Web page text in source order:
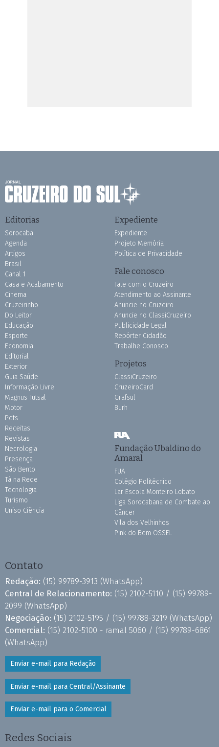
Editorias
Sorocaba
Agenda
Artigos
Brasil
Canal 1
Casa e Acabamento
Cinema
Cruzeirinho
Do Leitor
Educação
Esporte
Economia
Editorial
Exterior
Guia Saúde
Informação Livre
Magnus Futsal
Motor
Pets
Receitas
Revistas
Necrologia
Presença
São Bento
Tá na Rede
Tecnologia
Turismo
Uniso Ciência
Expediente
Expediente
Projeto Memória
Política de Privacidade
Fale conosco
Fale com o Cruzeiro
Atendimento ao Assinante
Anuncie no Cruzeiro
Anuncie no ClassiCruzeiro
Publicidade Legal
Repórter Cidadão
Trabalhe Conosco
Projetos
ClassiCruzeiro
CruzeiroCard
Grafsul
Burh
Fundação Ubaldino do
Amaral
FUA
Colégio Politécnico
Lar Escola Monteiro Lobato
Liga Sorocabana de Combate ao
Câncer
Vila dos Velhinhos
Pink do Bem OSSEL
Contato
Redação: (15) 99789-3913 (WhatsApp)
Central de Relacionamento: (15) 2102-5110 / (15) 99789-
2099 (WhatsApp)
Negociação: (15) 2102-5195 / (15) 99788-3219 (WhatsApp)
Comercial: (15) 2102-5100 - ramal 5060 / (15) 99789-6861
(WhatsApp)
Enviar e-mail para Redação
Enviar e-mail para Central/Assinante
Enviar e-mail para o Comercial
Redes Sociais